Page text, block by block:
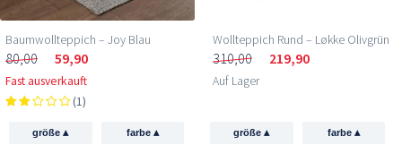
Baumwollteppich – Joy Blau
80,00 59,90
Fast ausverkauft
(1)
größe▴ farbe ▴
Wollteppich Rund – Løkke Olivgrün
310,00 219,90
Auf Lager
größe▴ farbe ▴